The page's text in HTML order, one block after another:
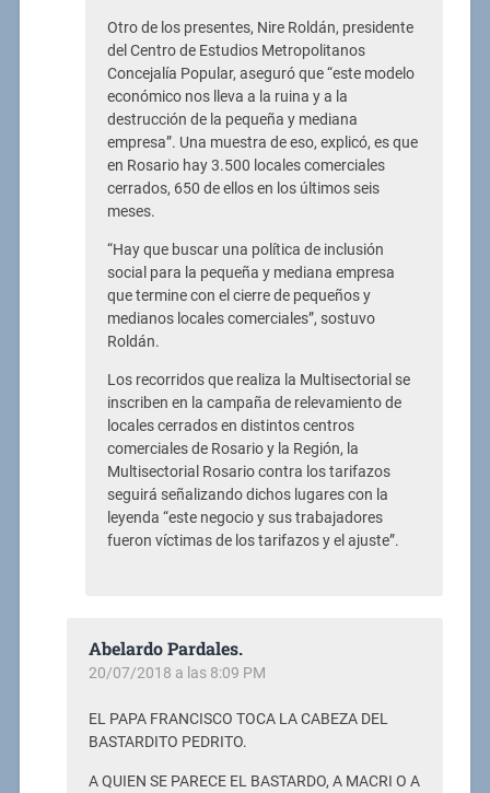
Otro de los presentes, Nire Roldán, presidente
del Centro de Estudios Metropolitanos
Concejalía Popular, aseguró que “este modelo
económico nos lleva a la ruina y a la
destrucción de la pequeña y mediana
empresa”. Una muestra de eso, explicó, es que
en Rosario hay 3.500 locales comerciales
cerrados, 650 de ellos en los últimos seis
meses.
“Hay que buscar una política de inclusión
social para la pequeña y mediana empresa
que termine con el cierre de pequeños y
medianos locales comerciales”, sostuvo
Roldán.
Los recorridos que realiza la Multisectorial se
inscriben en la campaña de relevamiento de
locales cerrados en distintos centros
comerciales de Rosario y la Región, la
Multisectorial Rosario contra los tarifazos
seguirá señalizando dichos lugares con la
leyenda “este negocio y sus trabajadores
fueron víctimas de los tarifazos y el ajuste”.
Abelardo Pardales.
20/07/2018 a las 8:09 PM
EL PAPA FRANCISCO TOCA LA CABEZA DEL
BASTARDITO PEDRITO.
A QUIEN SE PARECE EL BASTARDO, A MACRI O A